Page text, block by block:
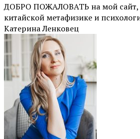
ДОБРО ПОЖАЛОВАТЬ на мой
китайской метафизике и
Катерина Ленковец